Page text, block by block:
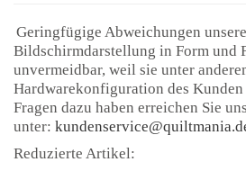
Geringfügige Abweichungen
Bildschirmdarstellung in Form und
unvermeidbar, weil sie unter
Hardwarekonfiguration des Kunden
Fragen dazu haben erreichen Sie
unter:
Reduzierte Artikel: